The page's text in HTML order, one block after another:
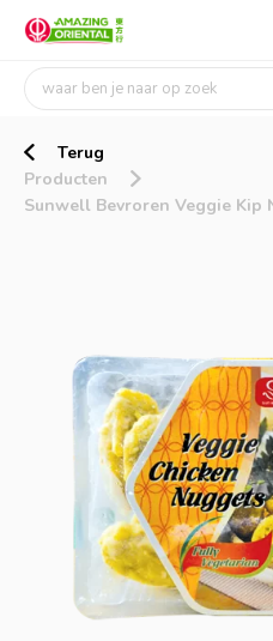
Terug
Producten
Sunwell Bevroren Veggie Kip